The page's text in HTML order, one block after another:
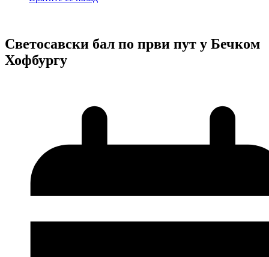
Светосавски бал по први пут у Бечком
Хофбургу